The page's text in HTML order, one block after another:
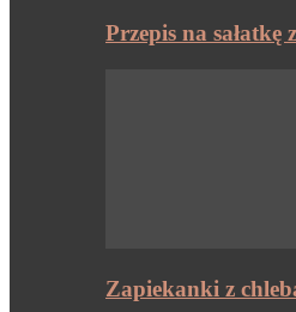
Przepis na sałatkę
Zapiekanki z